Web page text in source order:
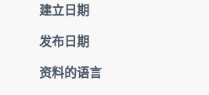
建立日期
发布日期
资料的语言